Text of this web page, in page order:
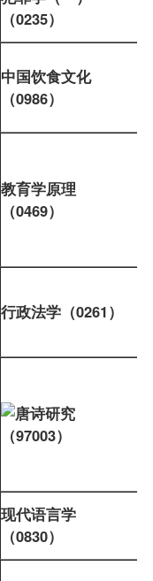
（0235）
中国饮食文化
（0986）
教育学原理
（0469）
行政法学（0261）
唐诗研究
（97003）
现代语言学
（0830）